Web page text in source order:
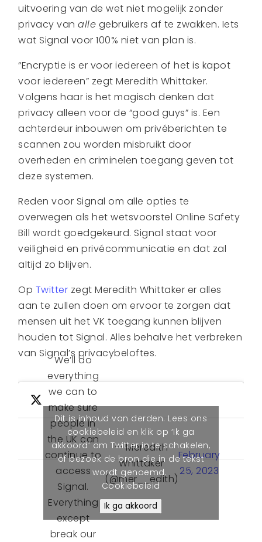
uitvoering van de wet niet mogelijk zonder
privacy vanalle gebruikers af te zwakken. Iets
wat Signal voor 100% niet van plan is.
“Encryptie is er voor iedereen of het is kapot
voor iedereen” zegt Meredith Whittaker.
Volgens haar is het magisch denken dat
privacy alleen voor de “good guys” is. Een
achterdeur inbouwen om privéberichten te
scannen zou worden misbruikt door
overheden en criminelen toegang geven tot
deze systemen.
Reden voor Signal om alle opties te
overwegen als het wetsvoorstel Online Safety
Bill wordt goedgekeurd. Signal staat voor
veiligheid en privécommunicatie en dat zal
altijd zo blijven.
Op Twitter zegt Meredith Whittaker er alles
aan te zullen doen om ervoor te zorgen dat
mensen uit het VK toegang kunnen blijven
houden tot Signal. Alles behalve het verbreken
van Signal’s privacybeloftes.
We’ll do
everything
we can to
make sure
people in
the UK can
continue to
access
Signal.
Everything
except
break our
— Meredith
Whittaker
(@mer__edith)
February
25, 2023
Dit is inhoud van derden. Lees ons
cookiebeleid en klik op ‘Ik ga
akkoord’ om Twitter in te schakelen,
of bezoek de bron die in de tekst
wordt genoemd.
Cookiebeleid
Ik ga akkoord